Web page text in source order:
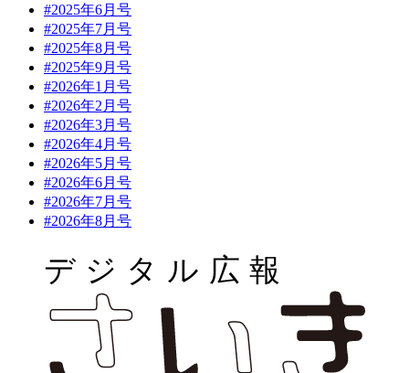
#2025年6月号
#2025年7月号
#2025年8月号
#2025年9月号
#2026年1月号
#2026年2月号
#2026年3月号
#2026年4月号
#2026年5月号
#2026年6月号
#2026年7月号
#2026年8月号